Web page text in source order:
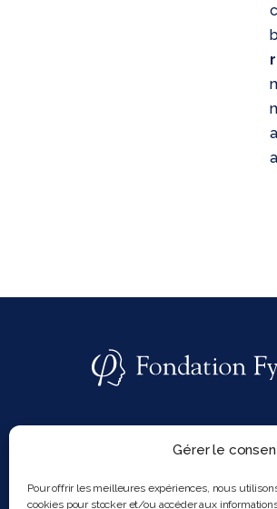
Gérer le
Pour offrir les meilleures expériences, nous
cookies pour stocker et/ou accéder aux